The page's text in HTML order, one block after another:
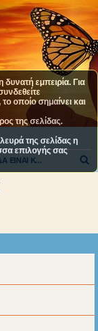
ΜΙΑ ΝΕΡΑΪΔΑ ΕΙΝΑΙ ΚΟΝΤΑ ΜΑΣ
εμπειρία. Για
οποίο σημαίνει και
της σελίδας.
της σελίδας η
επιλογής σας